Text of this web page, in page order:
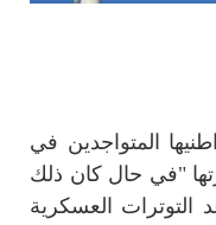
المتواجدين في
"في حال كان ذلك
العسكرية